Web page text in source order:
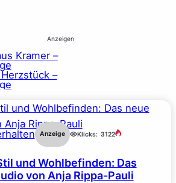
Anzeigen
Anzeige Klicks: 3122
und Wohlbefinden: Das
von Anja Rippa-Pauli